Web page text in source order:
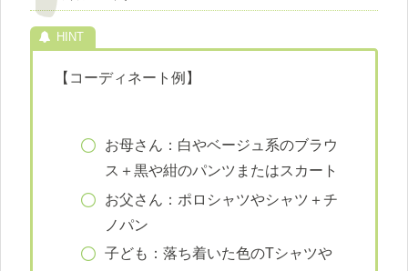
【コーディネート例】
お母さん：白やベージュ系のブラウ
ス＋黒や紺のパンツまたはスカート
お父さん：ポロシャツやシャツ＋チ
ノパン
子ども：落ち着いた色のTシャツや